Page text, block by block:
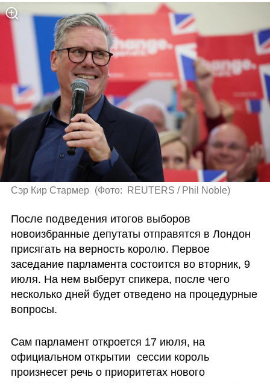
Сэр Кир Стармер (Фото:  REUTERS / Phil Noble)
После подведения итогов выборов
новоизбранные депутаты отправятся в Лондон
присягать на верность королю. Первое
заседание парламента состоится во вторник, 9
июля. На нем выберут спикера, после чего
несколько дней будет отведено на процедурные
вопросы.
Сам парламент откроется 17 июля, на
официальном открытии  сессии король
произнесет речь о приоритетах нового